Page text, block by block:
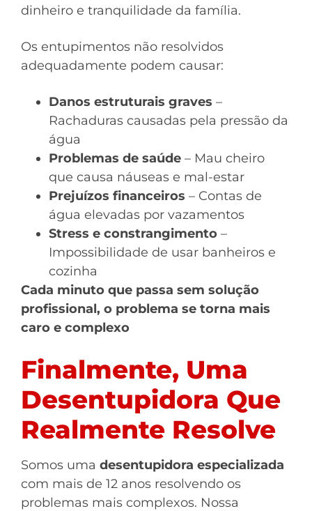
dinheiro e tranquilidade da família.
Os entupimentos não resolvidos
adequadamente podem causar:
Danos estruturais graves –
Rachaduras causadas pela pressão da
água
Problemas de saúde – Mau cheiro
que causa náuseas e mal-estar
Prejuízos financeiros – Contas de
água elevadas por vazamentos
Stress e constrangimento –
Impossibilidade de usar banheiros e
cozinha
Cada minuto que passa sem solução
profissional, o problema se torna mais
caro e complexo
Finalmente, Uma
Desentupidora Que
Realmente Resolve
Somos uma desentupidora especializada
com mais de 12 anos resolvendo os
problemas mais complexos. Nossa